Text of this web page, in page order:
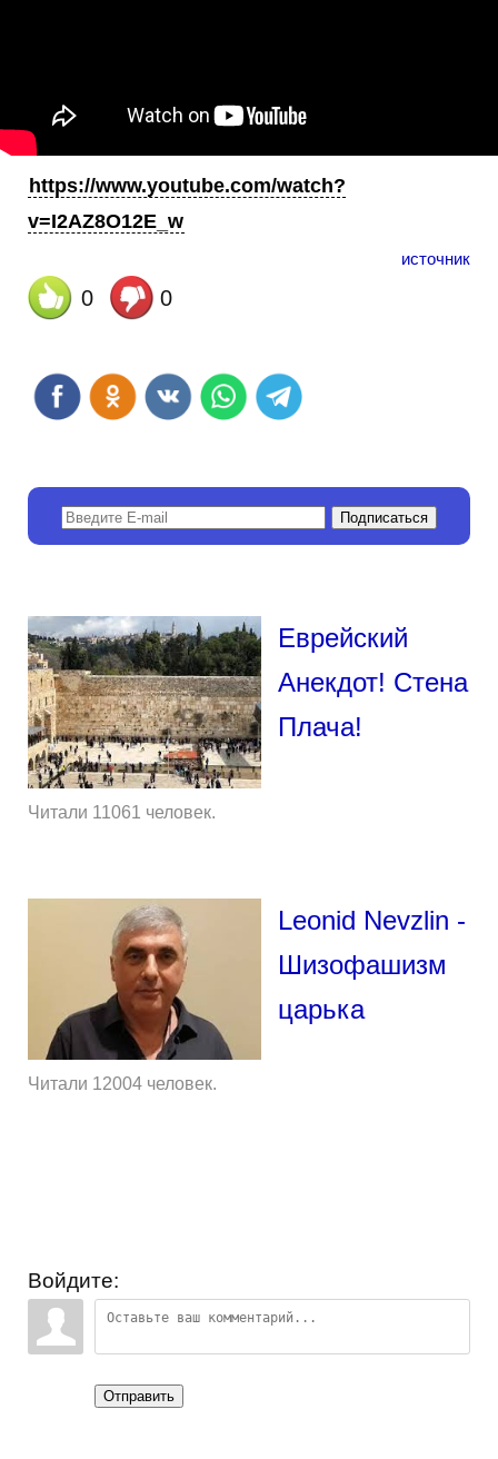
https://www.youtube.com/watch?
v=I2AZ8O12E_w
источник
0 0
Читали 11061 человек.
Еврейский
Анекдот! Стена
Плача!
Читали 12004 человек.
Leonid Nevzlin -
Шизофашизм
царька
Войдите:
Отправить